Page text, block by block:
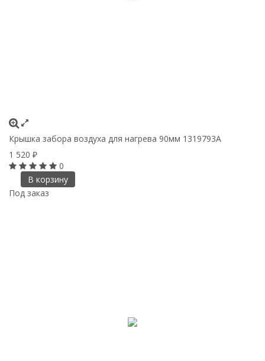
Крышка забора воздуха для нагрева 90мм 1319793A
1 520 ₽
0
В корзину
Под заказ